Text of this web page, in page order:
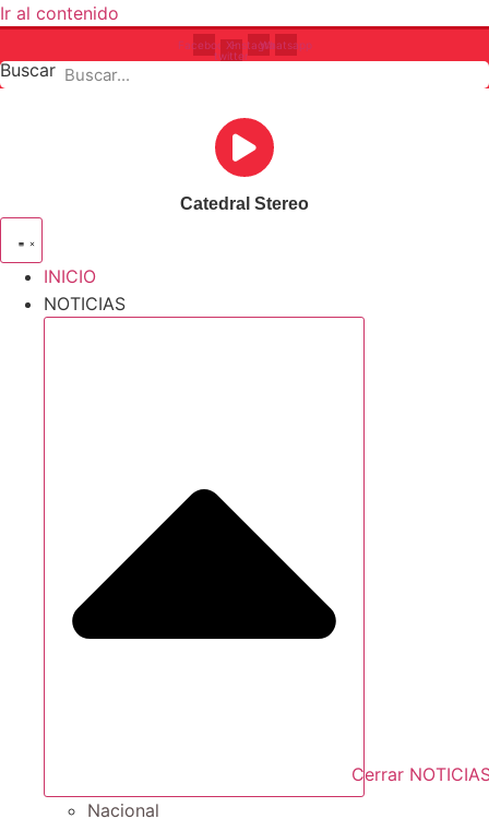
Ir al contenido
FacebookX-
twitter
InstagramWhatsapp
Buscar
Catedral Stereo
INICIO
NOTICIAS
Cerrar
Nacional